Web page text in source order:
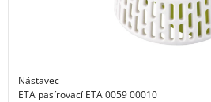
Nástavec
ETA pasírovací ETA 0059 00010